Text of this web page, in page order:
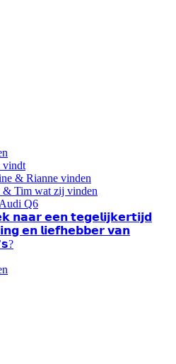
vindt
& Rianne vinden
Tim wat zij vinden
Q6
𝗻𝗮𝗮𝗿 𝗲𝗲𝗻 𝘁𝗲𝗴𝗲𝗹𝗶𝗷𝗸𝗲𝗿𝘁𝗶𝗷𝗱
𝗲𝗻 𝗹𝗶𝗲𝗳𝗵𝗲𝗯𝗯𝗲𝗿 𝘃𝗮𝗻